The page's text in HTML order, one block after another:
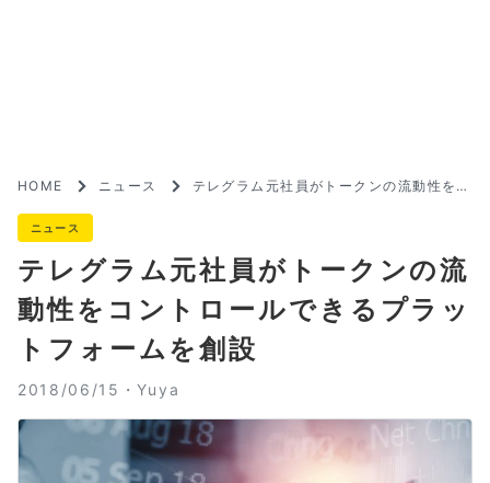
HOME ニュース
テレグラム元社員がトークンの流動性をコ
ニュース
テレグラム元社員がトークンの流
動性をコントロールできるプラッ
トフォームを創設
2018/06/15・Yuya